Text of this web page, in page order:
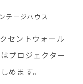
セントウォール
プロジェクター
めます。